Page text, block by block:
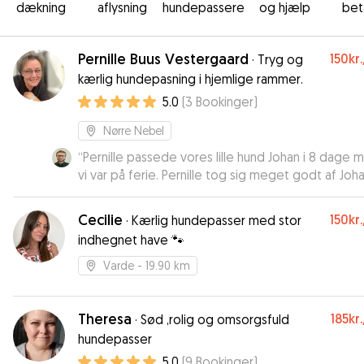
dækning
aflysning
hundepassere
og hjælp
Pernille Buus Vestergaard · Tryg og
kærlig hundepasning i hjemlige rammer.
150kr.
5.0 (3 Bookinger)
Nørre Nebel
“Pernille passede vores lille hund Johan i 8 dage
vi var på ferie. Pernille tog sig meget godt af
han legede godt med Pernilles egen hund, i
store lukkede have samt lange ture i parker og
hundeskov. Vi fik mange fine billeder og
løbet af dagene, som var meget rart så vi kunne
han havde det godt. Rigtig god oplevelse som
Cecilie · Kærlig hundepasser med stor
indhegnet have 🐾
150kr.
Varde - 19.90 km
Theresa · Sød ,rolig og omsorgsfuld
hundepasser
185kr.